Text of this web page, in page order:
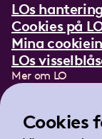
LOs
Cookies på
Mina
LOs
Mer om LO
Lättläst om
Cookies